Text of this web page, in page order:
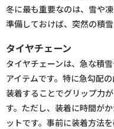
冬に最も重要なのは、雪や
準備しておけば、突然の積
タイヤチェーン
タイヤチェーンは、急な積
アイテムです。特に急勾配
装着することでグリップ力
す。ただし、装着に時間が
ットです。事前に装着方法